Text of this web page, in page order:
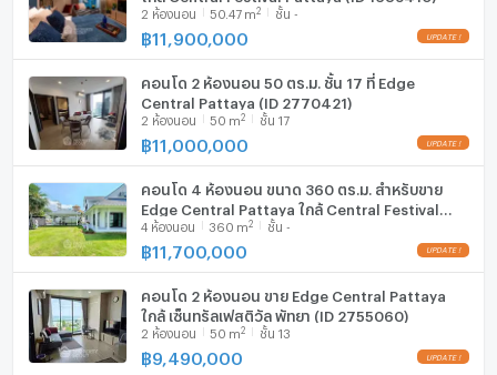
2 ห้องนอน 50.47 m2 ชั้น -
฿11,900,000
คอนโด 2 ห้องนอน 50 ตร.ม. ชั้น 17 ที่ Edge
Central Pattaya (ID 2770421)
2 ห้องนอน 50 m2 ชั้น 17
฿11,000,000
คอนโด 4 ห้องนอน ขนาด 360 ตร.ม. สำหรับขาย
Edge Central Pattaya ใกล้ Central Festival
Pattaya (ID 2913126)
4 ห้องนอน 360 m2 ชั้น -
฿11,700,000
คอนโด 2 ห้องนอน ขาย Edge Central Pattaya
ใกล้ เซ็นทรัลเฟสติวัล พัทยา (ID 2755060)
2 ห้องนอน 50 m2 ชั้น 13
฿9,490,000